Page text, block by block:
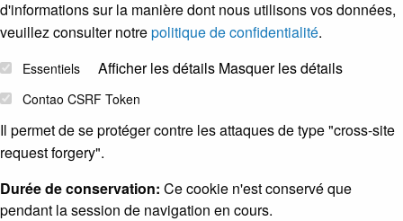
d'informations sur la manière dont nous utilisons vos données,
veuillez consulter notrepolitique de confidentialité.
Essentiels Afficher les détails Masquer les détails
Contao CSRF Token
Il permet de se protéger contre les attaques de type "cross-site
request forgery".
Durée de conservation: Ce cookie n'est conservé que
pendant la session de navigation en cours.